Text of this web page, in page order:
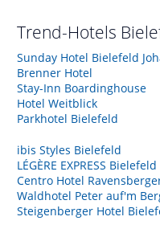
Trend-Hotels
Sunday Hotel Bielefeld
Brenner Hotel
Stay-Inn Boardinghouse
Hotel Weitblick
Parkhotel Bielefeld
ibis Styles Bielefeld
LÉGÈRE EXPRESS Bielefeld
Centro Hotel
Waldhotel Peter auf'm
Steigenberger Hotel